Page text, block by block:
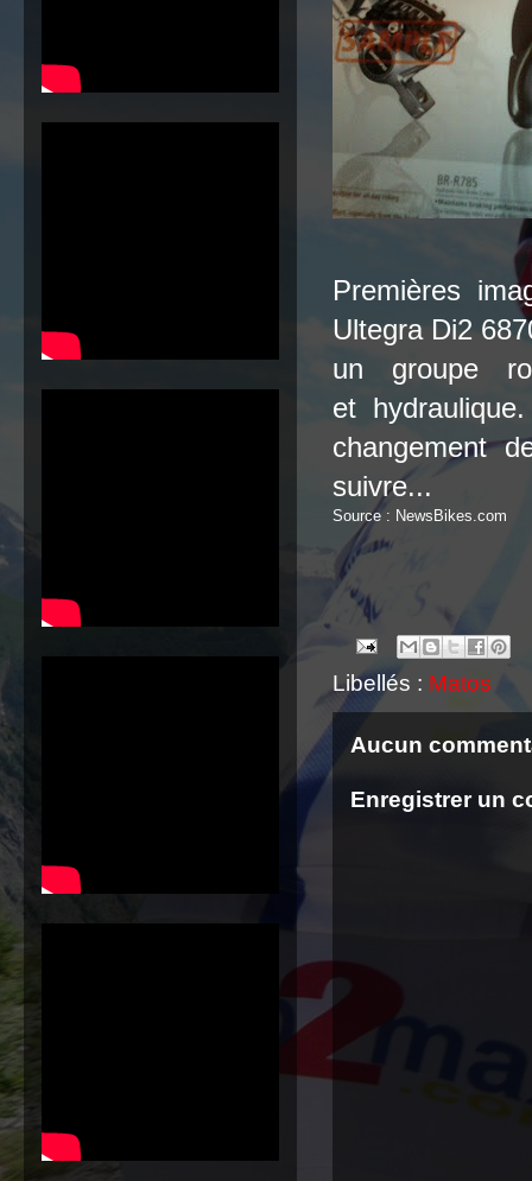
Premières
Ultegra Di2
un groupe
et hydraulique
changement
suivre...
Source : NewsBikes.com
Libellés : Matos
Aucun
Enregistrer un